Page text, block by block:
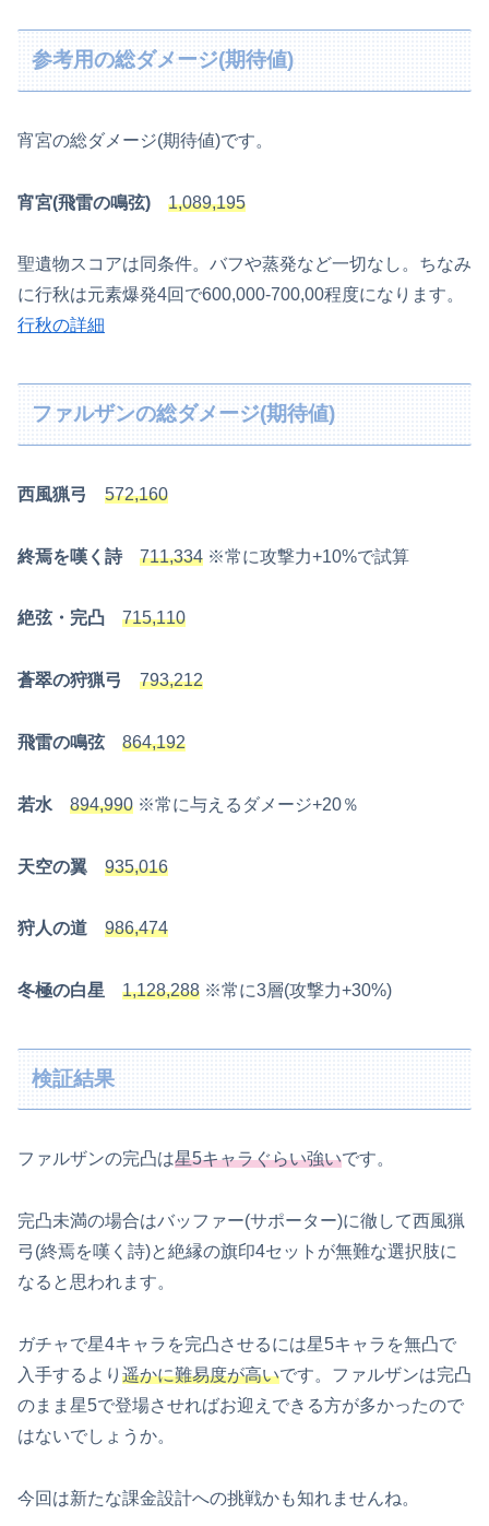
参考用の総ダメージ(期待値)
宵宮の総ダメージ(期待値)です。
宵宮(飛雷の鳴弦) 1,089,195
聖遺物スコアは同条件。バフや蒸発など一切なし。ちなみ
に行秋は元素爆発4回で600,000-700,00程度になります。
行秋の詳細
ファルザンの総ダメージ(期待値)
西風猟弓 572,160
終焉を嘆く詩 711,334 ※常に攻撃力+10%で試算
絶弦・完凸 715,110
蒼翠の狩猟弓 793,212
飛雷の鳴弦 864,192
若水 894,990 ※常に与えるダメージ+20％
天空の翼 935,016
狩人の道 986,474
冬極の白星 1,128,288 ※常に3層(攻撃力+30%)
検証結果
ファルザンの完凸は星5キャラぐらい強いです。
完凸未満の場合はバッファー(サポーター)に徹して西風猟
弓(終焉を嘆く詩)と絶縁の旗印4セットが無難な選択肢に
なると思われます。
ガチャで星4キャラを完凸させるには星5キャラを無凸で
入手するより 遥かに難易度が高いです。ファルザンは完凸
のまま星5で登場させればお迎えできる方が多かったので
はないでしょうか。
今回は新たな課金設計への挑戦かも知れませんね。